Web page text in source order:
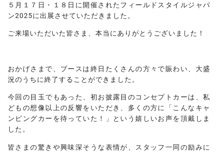
５月１７日・１８日に開催されたフィールドスタイルジャパ
ン2025に出展させていただきました。
ご来場いただいた皆さま、本当にありがとうございました！
おかげさまで、ブースは終日たくさんの方々で賑わい、大盛
況のうちに終了することができました。
今回の目玉でもあった、初お披露目のコンセプトカーは、私
どもの想像以上の反響をいただき、多くの方に「こんなキャ
ンピングカーを待っていた！」という嬉しいお声を頂戴しま
した。
皆さまの驚きや興味深そうな表情が、スタッフ一同の励みに